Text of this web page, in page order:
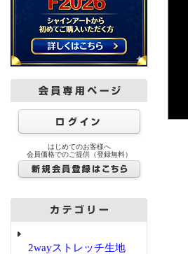
はじめてのお客様へ
会員価格でのご提供（登録無料）
2wayストレッチ生地